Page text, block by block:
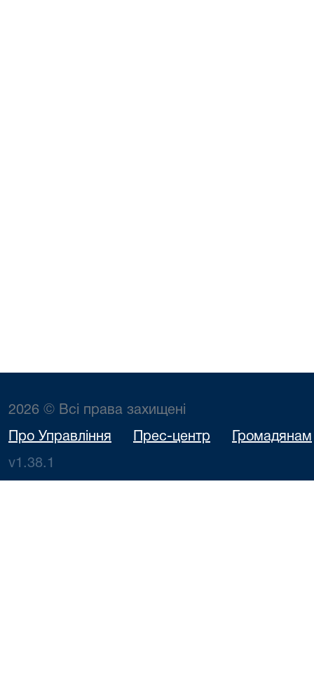
2026 © Всі права захищені
Про Управління Прес-центр Громадянам
v1.38.1